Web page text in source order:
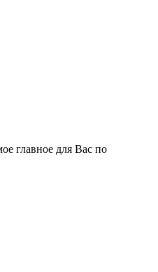
главное для Вас по